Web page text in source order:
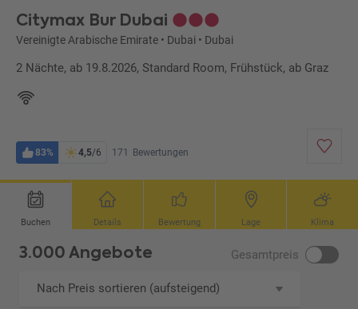
Citymax Bur Dubai
Vereinigte Arabische Emirate • Dubai • Dubai
2 Nächte, ab 19.8.2026, Standard Room, Frühstück, ab Graz
83% 4,5/6 171 Bewertungen
Buchen Details Bewertung Lage Klima
3.000 Angebote Gesamtpreis
Nach Preis sortieren (aufsteigend)